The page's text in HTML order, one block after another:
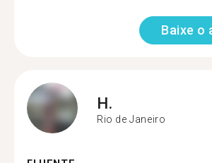
Baixe o
H.
Rio de Janeiro